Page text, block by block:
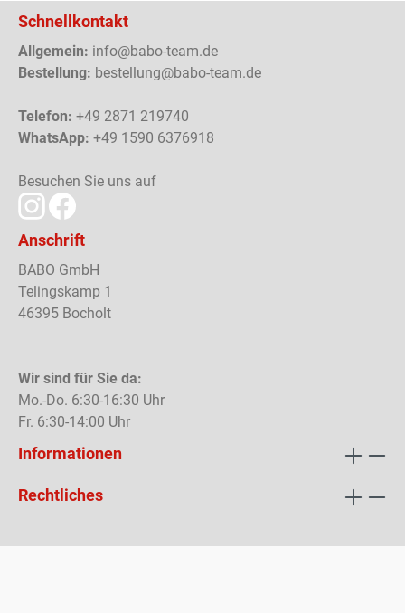
Schnellkontakt
Allgemein: info@babo-team.de
Bestellung: bestellung@babo-team.de
Telefon: +49 2871 219740
WhatsApp: +49 1590 6376918
Besuchen Sie uns auf
Anschrift
BABO GmbH
Telingskamp 1
46395 Bocholt
Wir sind für Sie da:
Mo.-Do. 6:30-16:30 Uhr
Fr. 6:30-14:00 Uhr
Informationen
Rechtliches